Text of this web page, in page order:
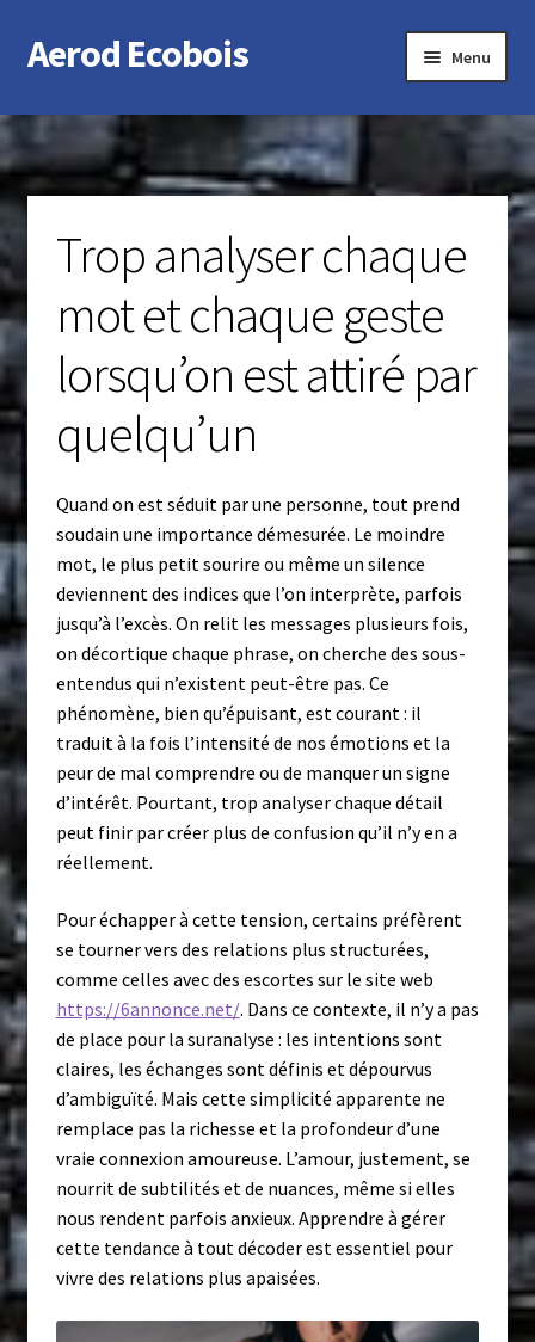
Aller
à
navigation
Aller
au
Aerod Ecobois Menu
Accueil
Contact
Trop analyser chaque
mot et chaque geste
lorsqu’on est attiré par
quelqu’un
Quand on est séduit par une personne, tout prend
soudain une importance démesurée. Le moindre
mot, le plus petit sourire ou même un silence
deviennent des indices que l’on interprète, parfois
jusqu’à l’excès. On relit les messages plusieurs fois,
on décortique chaque phrase, on cherche des sous-
entendus qui n’existent peut-être pas. Ce
phénomène, bien qu’épuisant, est courant : il
traduit à la fois l’intensité de nos émotions et la
peur de mal comprendre ou de manquer un signe
d’intérêt. Pourtant, trop analyser chaque détail
peut finir par créer plus de confusion qu’il n’y en a
réellement.
Pour échapper à cette tension, certains préfèrent
se tourner vers des relations plus structurées,
comme celles avec des escortes sur le site web
https://6annonce.net/. Dans ce contexte, il n’y a pas
de place pour la suranalyse : les intentions sont
claires, les échanges sont définis et dépourvus
d’ambiguïté. Mais cette simplicité apparente ne
remplace pas la richesse et la profondeur d’une
vraie connexion amoureuse. L’amour, justement, se
nourrit de subtilités et de nuances, même si elles
nous rendent parfois anxieux. Apprendre à gérer
cette tendance à tout décoder est essentiel pour
vivre des relations plus apaisées.